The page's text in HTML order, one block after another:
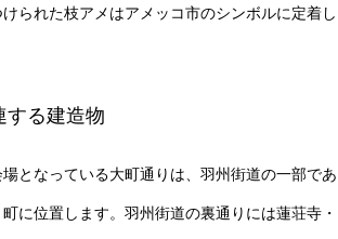
られた枝アメはアメッコ市のシンボルに定着し
する建造物
となっている大町通りは、羽州街道の一部であ
に位置します。羽州街道の裏通りには蓮荘寺・